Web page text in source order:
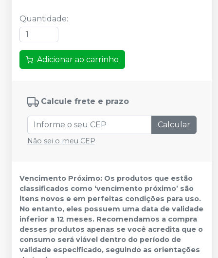
Quantidade:
Adicionar ao carrinho
Calcule frete e prazo
Calcular
Não sei o meu CEP
Vencimento Próximo: Os produtos que estão
classificados como ‘vencimento próximo’ são
itens novos e em perfeitas condições para uso.
No entanto, eles possuem uma data de validade
inferior a 12 meses. Recomendamos a compra
desses produtos apenas se você acredita que o
consumo será viável dentro do período de
validade especificado, seguindo as orientações